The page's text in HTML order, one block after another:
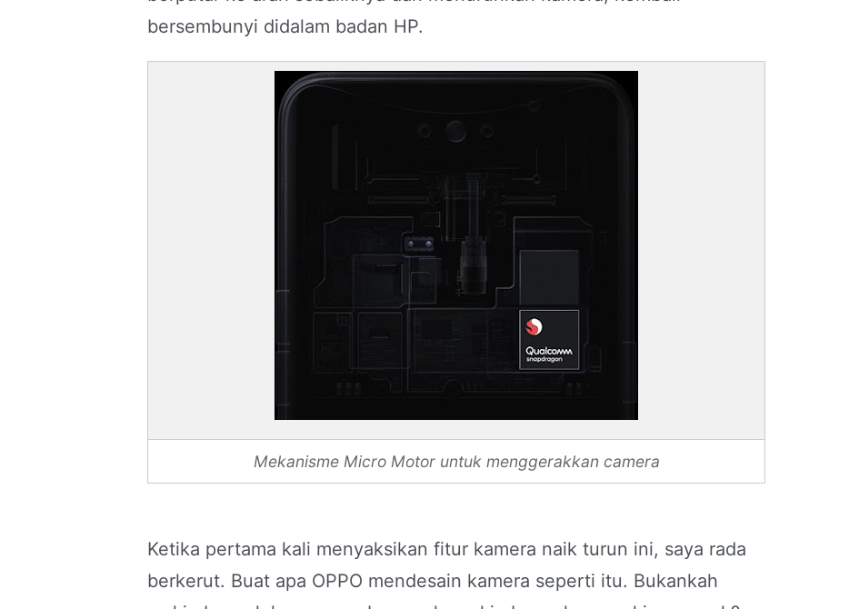
bersembunyi didalam badan HP.
Mekanisme Micro Motor untuk menggerakkan camera
Ketika pertama kali menyaksikan fitur kamera naik turun ini, saya rada
berkerut. Buat apa OPPO mendesain kamera seperti itu. Bukankah